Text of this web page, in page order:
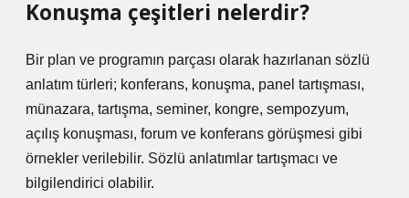
Konuşma çeşitleri nelerdir?
Bir plan ve programın parçası olarak hazırlanan sözlü
anlatım türleri; konferans, konuşma, panel tartışması,
münazara, tartışma, seminer, kongre, sempozyum,
açılış konuşması, forum ve konferans görüşmesi gibi
örnekler verilebilir. Sözlü anlatımlar tartışmacı ve
bilgilendirici olabilir.